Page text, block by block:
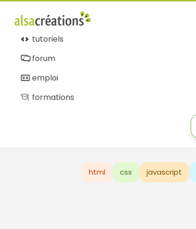
tutoriels
forum
emploi
formations
html css javascript